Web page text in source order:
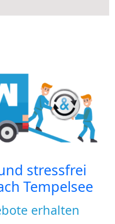
stressfrei
Tempelsee
erhalten